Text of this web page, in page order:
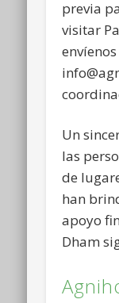
previa
visitar
Un
las
de
han
apoyo
Dham